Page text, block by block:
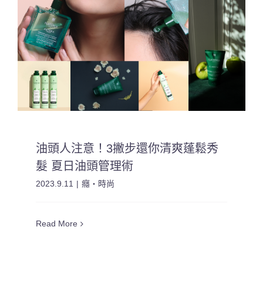
油頭人注意！3撇步還你清爽蓬鬆秀
髮 夏日油頭管理術
2023.9.11 | 癮・時尚
Read More